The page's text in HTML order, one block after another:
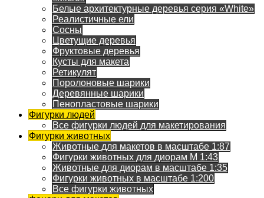
Белые архитектурные деревья серия «White»
Реалистичные ели
Сосны
Цветущие деревья
Фруктовые деревья
Кусты для макета
Ретикулят
Поролоновые шарики
Деревянные шарики
Пенопластовые шарики
Фигурки людей
Все фигурки людей для макетирования
Фигурки животных
Животные для макетов в масштабе 1:87
Фигурки животных для диорам М 1:43
Животные для диорам в масштабе 1:35
Фигурки животных в масштабе 1:200
Все фигурки животных